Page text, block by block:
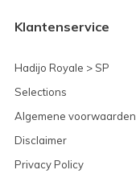
Klantenservice
Hadijo Royale > SP
Selections
Algemene voorwaarden
Disclaimer
Privacy Policy